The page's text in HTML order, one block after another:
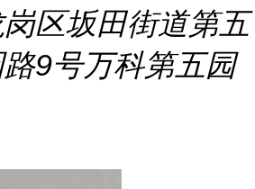
区坂田街道第五
9号万科第五园